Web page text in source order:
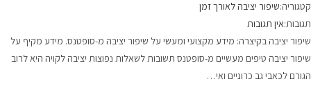
קטגוריה:שיפור יציבה לאורך זמן
תגובות:אין תגובות
שיפור יציבה בקיצרה: מידע מקצועי ומעשי על שיפור יציבה מ-סופטנס. מידע מקיף על
שיפור יציבה טיפים מעשיים מ-סופטנס תשובות לשאלות נפוצות יציבה לקויה היא לרוב
הגורם לכאבי גב כרוניים ואי…